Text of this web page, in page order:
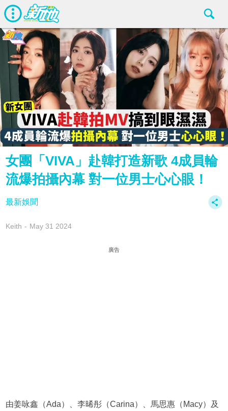
女團「VIVA」赴韓打造新歌 4成員輪
流爆拍攝內幕 對一位男士心心眼！
最新娛聞
Keith May 31 2024
廣告
由姜咏鑫（Ada）、李晞彤（Carina）、馬思惠（Macy）及